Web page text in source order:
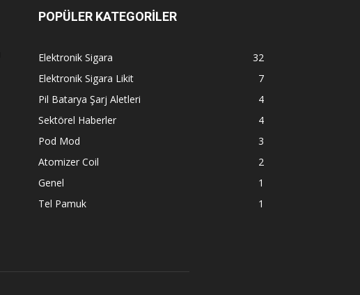
POPÜLER KATEGORİLER
Elektronik Sigara
32
Elektronik Sigara Likit
7
Pil Batarya Şarj Aletleri
4
Sektörel Haberler
4
Pod Mod
3
Atomizer Coil
2
Genel
1
Tel Pamuk
1